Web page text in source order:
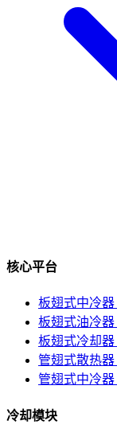
核心平台
板翅式中冷器
板翅式油冷器
板翅式冷却器
管翅式散热器
管翅式中冷器
冷却模块